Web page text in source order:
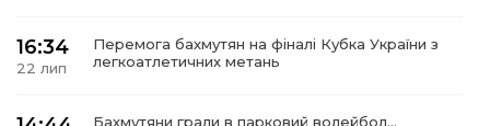
16:34
22 лип
Перемога бахмутян на фіналі Кубка України з
легкоатлетичних метань
Бахмутяни грали в парковий волейбол…